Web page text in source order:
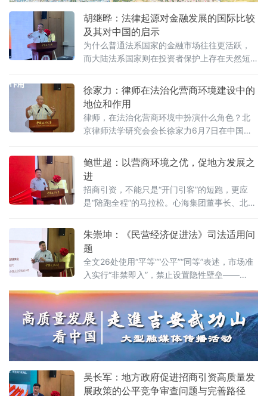
胡继晔：法律起源对金融发展的国际比较
及其对中国的启示
为什么普通法系国家的金融市场往往更活跃，
而大陆法系国家则在投资者保护上存在天然短
长背后是否隐藏着法治短板？中国政法大学商
学院教授、法治化营商环境建设与数字金融研
究课题组组长胡继晔6月7日在该校研究中心揭
牌仪式既同期举办的“法治筑基、商业有序——
地方政府促进招商引资和高质量发展路径”法治
以
徐家力：律师在法治化营商环境建设中的
地位和作用
律师，在法治化营商环境中扮演什么角色？北
京律师法学研究会会长徐家力6月7日在中国政
心揭牌仪式既同期举办的“法治筑基、商业有序
——地方政府促进招商引资和高质量发展路
径”法治化营商环境建设（公益）大讲堂2026首
期活动上给出明确答案：律师不仅是法律的实
践者，更是连接政府、市场与司法的法治纽
法治化水
鲍世超：以营商环境之优，促地方发展之
进
招商引资，不能只是“开门引客”的短跑，更应
是“陪跑全程”的马拉松。心海集团董事长、北京
行会长鲍世超6月7日在中国政法大学法治化营
商环境建设与数字金融研究中心揭牌仪式既同
期举办的“法治筑基、商业有序——地方政府促
进招商引资和高质量发展路径”法治化营商环境
建设（公益）大讲堂2026首期活动上，以企业
家视角道出法治化营商环境的真谛：“一个
朱崇坤：《民营经济促进法》司法适用问
题
全文26处使用“平等”“公平”“同等”表述，市场准
入实行“非禁即入”，禁止设置隐性壁垒——
经济促进法》被寄予厚望。然而，北京企业法
治与发展研究会副会长朱崇坤6月7日在中国政
法大学法治化营商环境建设与数字金融研究中
心揭牌仪式既同期举办的“法治筑基、商业有序
——地方政府促进招商引资和高质量发展路
吴长军：地方政府促进招商引资高质量发
展政策的公平竞争审查问题与完善路径